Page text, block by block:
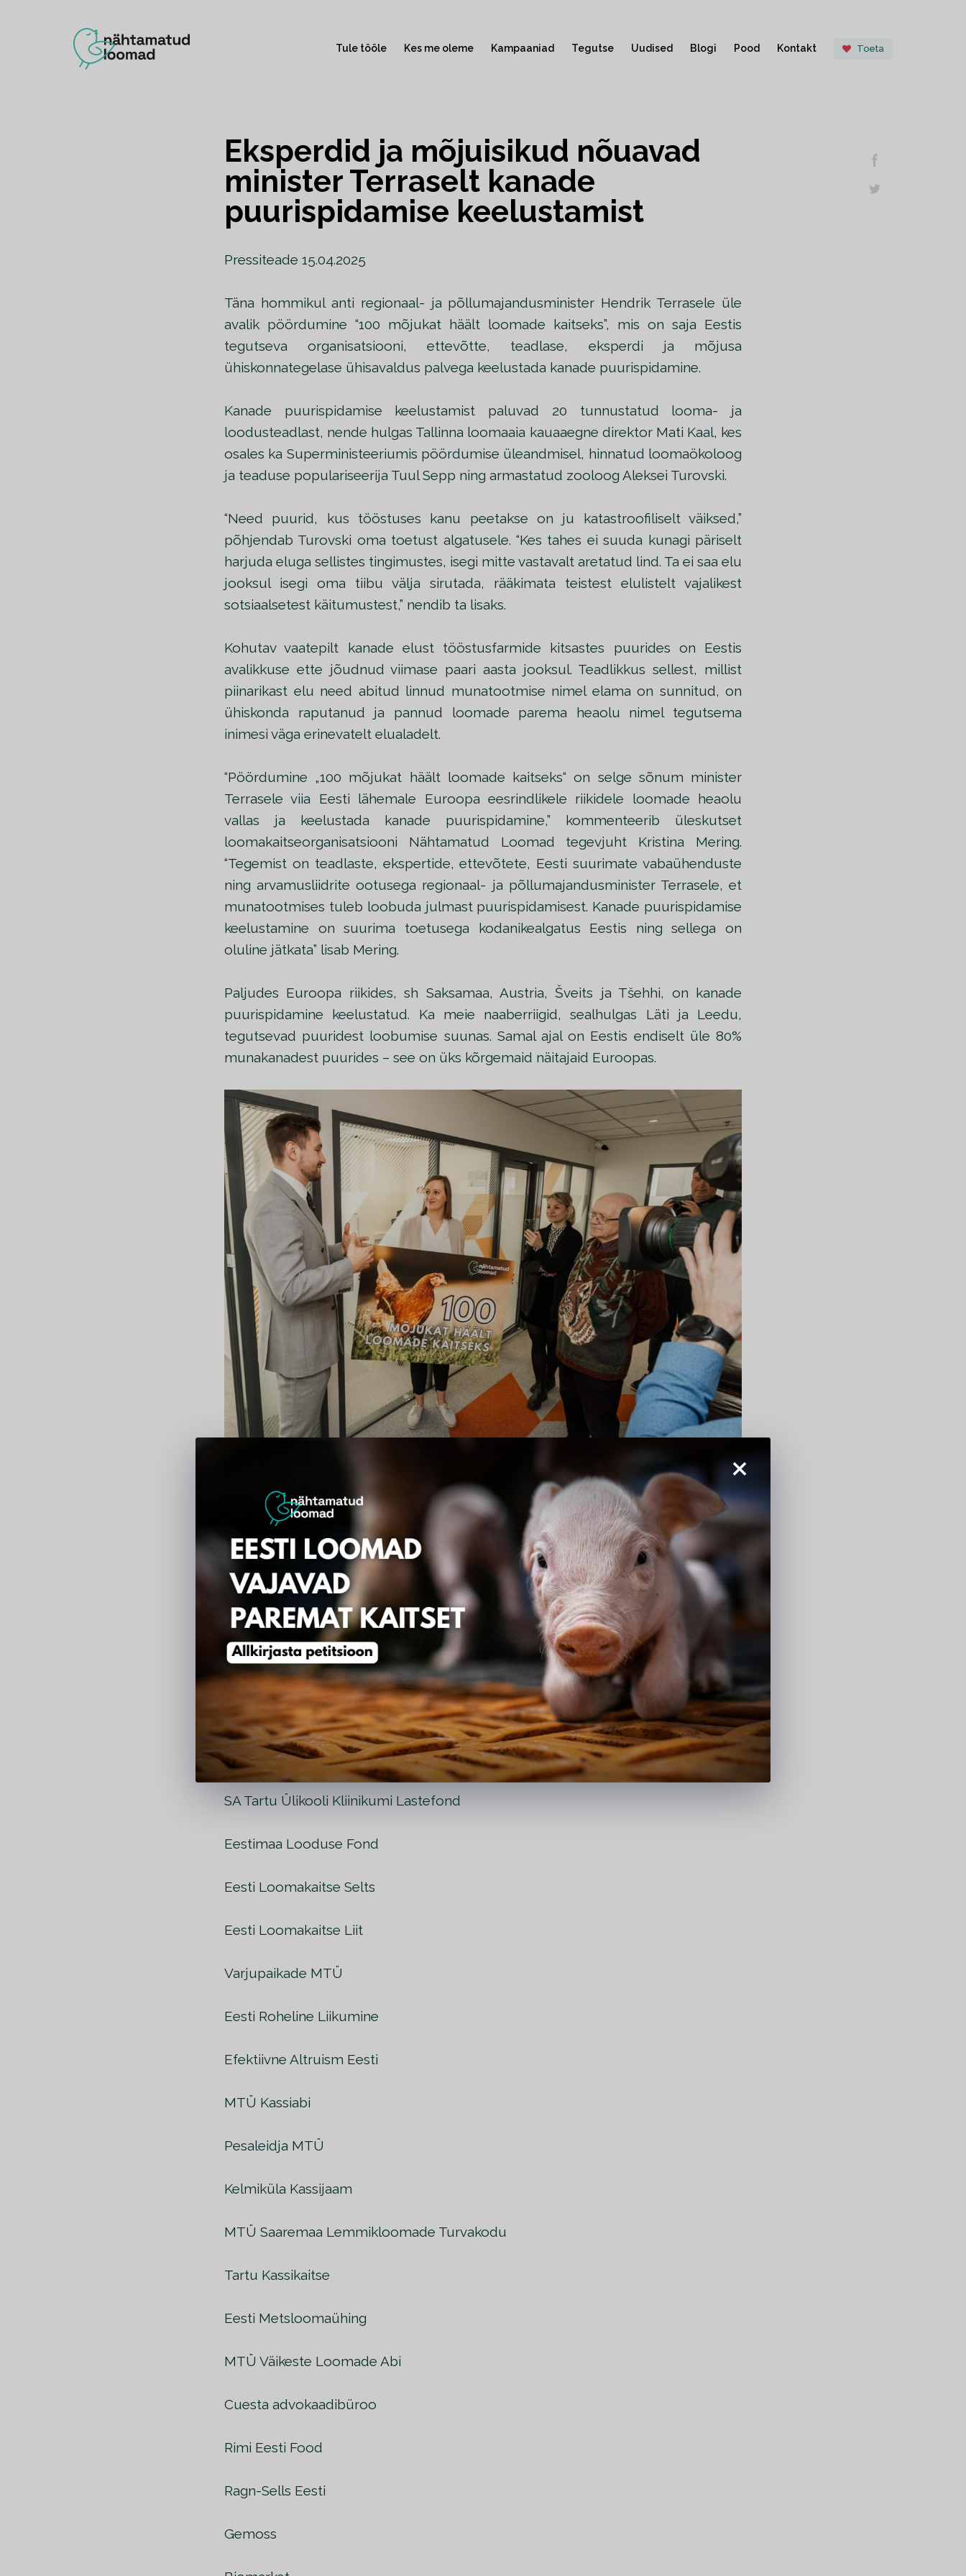
Tule tööle Kes me oleme Kampaaniad Tegutse Uudised Blogi Pood Kontakt Toeta
Eksperdid ja mõjuisikud nõuavad
minister Terraselt kanade
puurispidamise keelustamist
Pressiteade 15.04.2025
Täna hommikul anti regionaal- ja põllumajandusminister Hendrik Terrasele üle
avalik pöördumine “100 mõjukat häält loomade kaitseks”, mis on saja Eestis
tegutseva organisatsiooni, ettevõtte, teadlase, eksperdi ja mõjusa
ühiskonnategelase ühisavaldus palvega keelustada kanade puurispidamine.
Kanade puurispidamise keelustamist paluvad 20 tunnustatud looma- ja
loodusteadlast, nende hulgas Tallinna loomaaia kauaaegne direktor Mati Kaal, kes
osales ka Superministeeriumis pöördumise üleandmisel, hinnatud loomaökoloog
ja teaduse populariseerija Tuul Sepp ning armastatud zooloog Aleksei Turovski.
“Need puurid, kus tööstuses kanu peetakse on ju katastroofiliselt väiksed,”
põhjendab Turovski oma toetust algatusele. “Kes tahes ei suuda kunagi päriselt
harjuda eluga sellistes tingimustes, isegi mitte vastavalt aretatud lind. Ta ei saa elu
jooksul isegi oma tiibu välja sirutada, rääkimata teistest elulistelt vajalikest
sotsiaalsetest käitumustest,” nendib ta lisaks.
Kohutav vaatepilt kanade elust tööstusfarmide kitsastes puurides on Eestis
avalikkuse ette jõudnud viimase paari aasta jooksul. Teadlikkus sellest, millist
piinarikast elu need abitud linnud munatootmise nimel elama on sunnitud, on
ühiskonda raputanud ja pannud loomade parema heaolu nimel tegutsema
inimesi väga erinevatelt elualadelt.
“Pöördumine „100 mõjukat häält loomade kaitseks“ on selge sõnum minister
Terrasele viia Eesti lähemale Euroopa eesrindlikele riikidele loomade heaolu
vallas ja keelustada kanade puurispidamine,” kommenteerib üleskutset
loomakaitseorganisatsiooni Nähtamatud Loomad tegevjuht Kristina Mering.
“Tegemist on teadlaste, ekspertide, ettevõtete, Eesti suurimate vabaühenduste
ning arvamusliidrite ootusega regionaal- ja põllumajandusminister Terrasele, et
munatootmises tuleb loobuda julmast puurispidamisest. Kanade puurispidamise
keelustamine on suurima toetusega kodanikealgatus Eestis ning sellega on
oluline jätkata” lisab Mering.
Paljudes Euroopa riikides, sh Saksamaa, Austria, Šveits ja Tšehhi, on kanade
puurispidamine keelustatud. Ka meie naaberriigid, sealhulgas Läti ja Leedu,
tegutsevad puuridest loobumise suunas. Samal ajal on Eestis endiselt üle 80%
munakanadest puurides – see on üks kõrgemaid näitajaid Euroopas.
Avaliku pöördumise “100 mõjukat häält loomade kaitseks” üleandmine minister Terrasele
Avaliku pöördumise “100 mõjukat häält loomade kaitseks” allkirjastajad on:
Vastutustundliku Ettevõtluse Foorum
Eesti Hotellide ja Restoranide Liit
Eesti Peakokkade Ühendus
Sotsiaalsete Ettevõtete Võrgustik
Vähiravifond Kingitud Elu
SA Tartu Ülikooli Kliinikumi Lastefond
Eestimaa Looduse Fond
Eesti Loomakaitse Selts
Eesti Loomakaitse Liit
Varjupaikade MTÜ
Eesti Roheline Liikumine
Efektiivne Altruism Eesti
MTÜ Kassiabi
Pesaleidja MTÜ
Kelmiküla Kassijaam
MTÜ Saaremaa Lemmikloomade Turvakodu
Tartu Kassikaitse
Eesti Metsloomaühing
MTÜ Väikeste Loomade Abi
Cuesta advokaadibüroo
Rimi Eesti Food
Ragn-Sells Eesti
Gemoss
×